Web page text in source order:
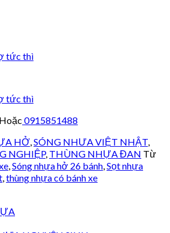
tức thì
tức thì
Hoặc 0915851488
HỞ,SÓNG NHƯA VIỆT NHẬT,
NGHIỆP, THÙNG NHỰA ĐAN Từ
,Sóng nhựa hở 26 bánh,Sọt nhựa
,thùng nhựa có bánh xe